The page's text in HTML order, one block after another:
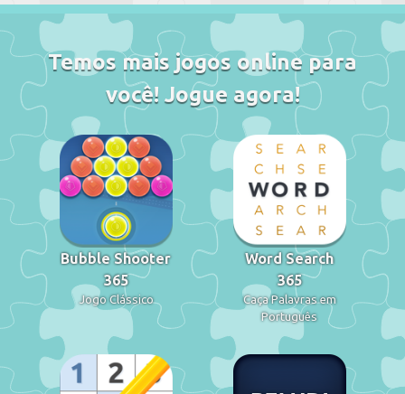
Temos mais jogos online para
você! Jogue agora!
Bubble Shooter
365
Jogo Clássico
Word Search
365
Caça Palavras em
Português